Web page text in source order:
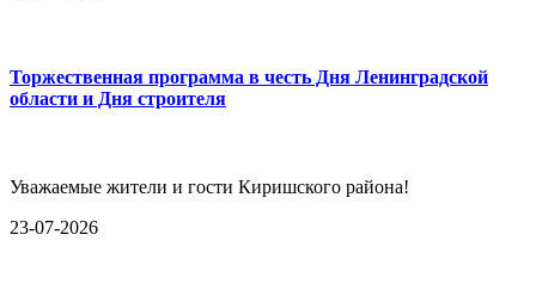
Торжественная программа в честь Дня Ленинградской
области и Дня строителя
Уважаемые жители и гости Киришского района!
23-07-2026